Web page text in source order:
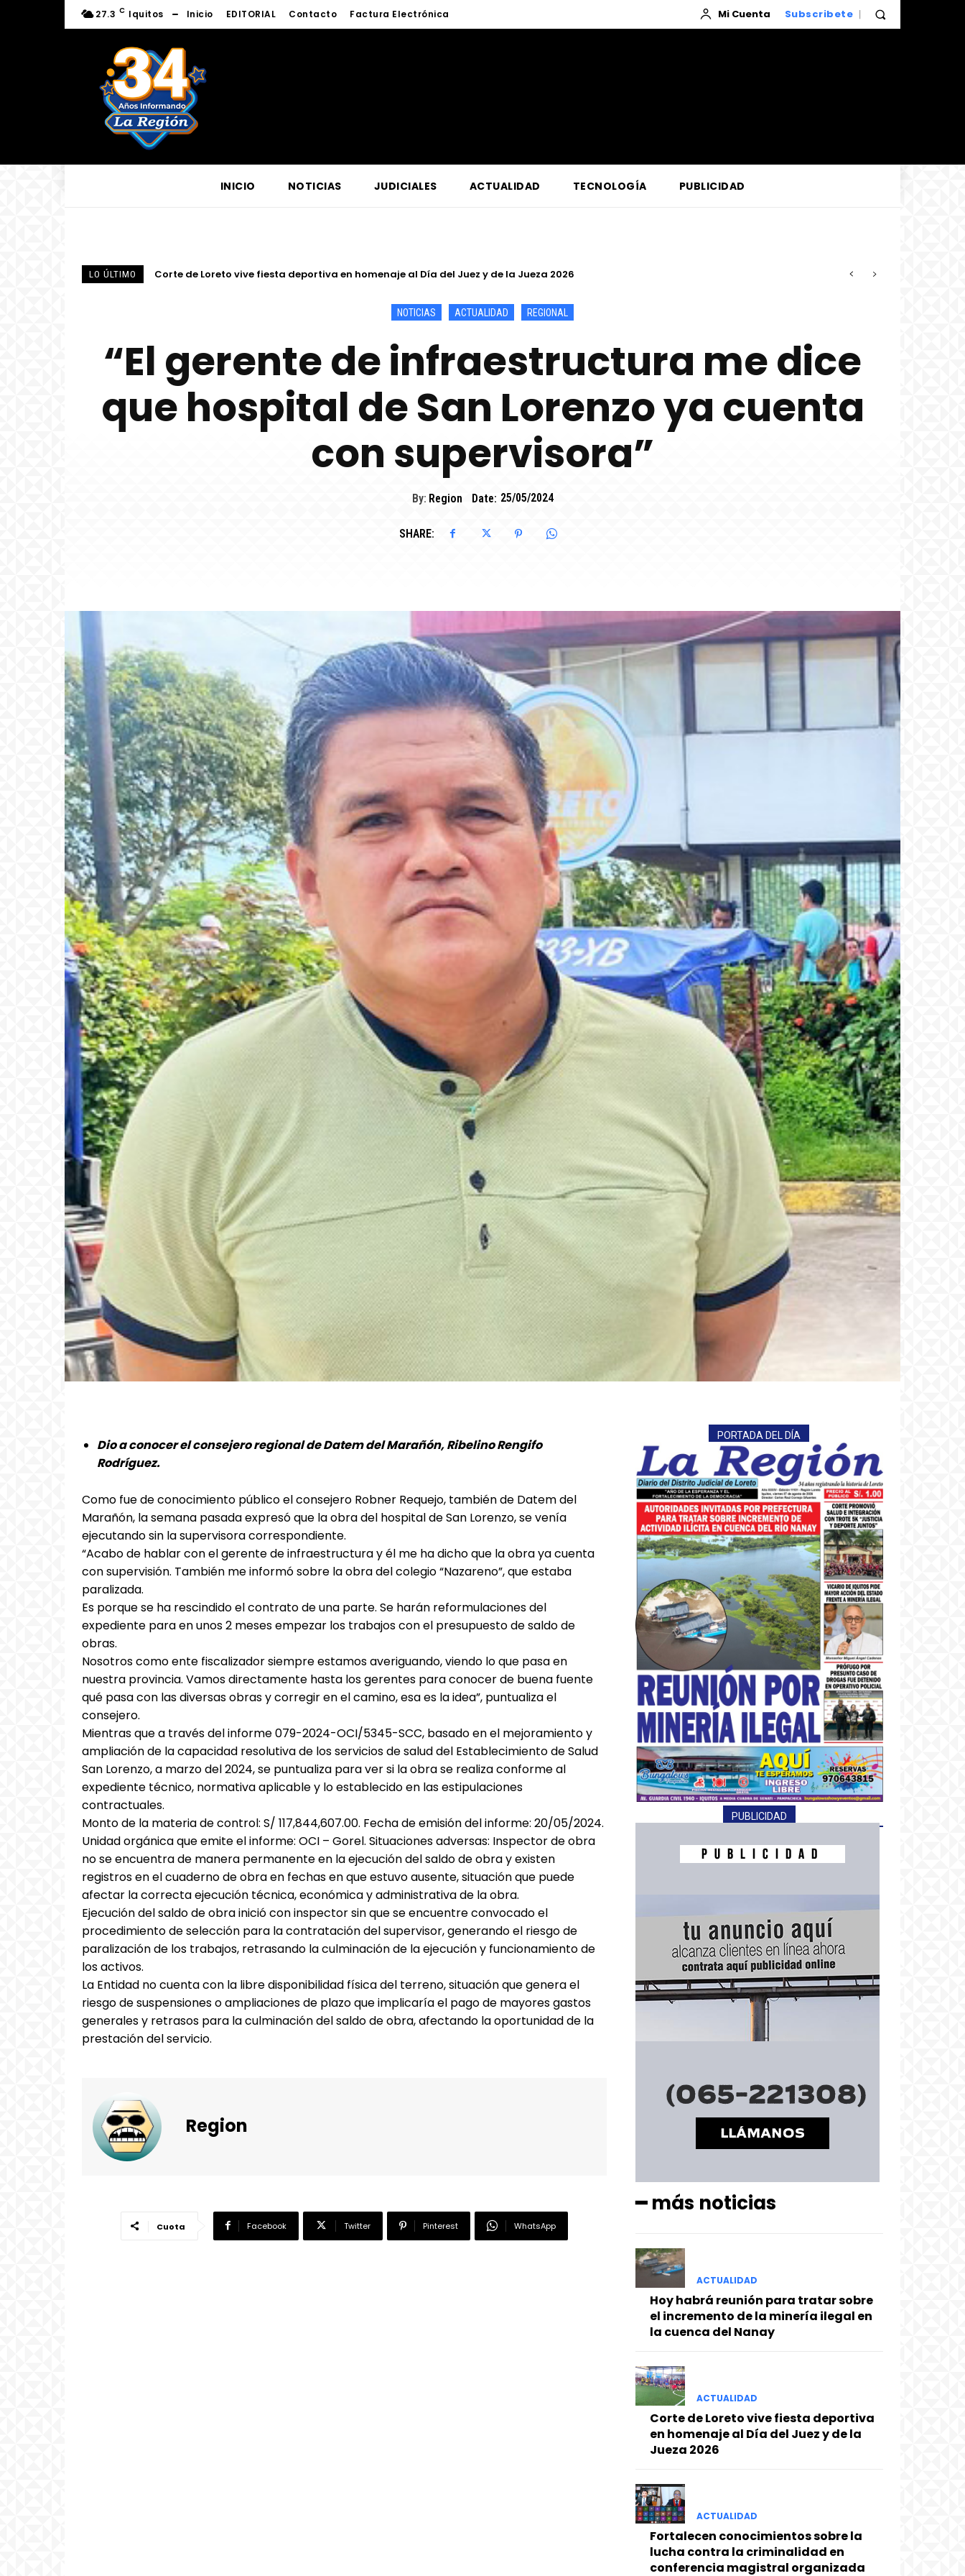
━ Planes
27.3 C Iquitos Inicio EDITORIAL Contacto Factura Electrónica Mi Cuenta Subscribete
INICIO NOTICIAS JUDICIALES ACTUALIDAD TECNOLOGÍA PUBLICIDAD
LO ÚLTIMO Corte de Loreto vive fiesta deportiva en homenaje al Día del Juez y de la Jueza 2026
Fortalecen conocimientos sobre la lucha contra la criminalidad en conferencia magistral organizada por la Corte de Loreto
NOTICIAS ACTUALIDAD REGIONAL
“El gerente de infraestructura me dice
que hospital de San Lorenzo ya cuenta
con supervisora”
By: Region Date: 25/05/2024
SHARE:
Dio a conocer el consejero regional de Datem del Marañón, Ribelino Rengifo
Rodríguez.
Como fue de conocimiento público el consejero Robner Requejo, también de Datem del
Marañón, la semana pasada expresó que la obra del hospital de San Lorenzo, se venía
ejecutando sin la supervisora correspondiente.
“Acabo de hablar con el gerente de infraestructura y él me ha dicho que la obra ya cuenta
con supervisión. También me informó sobre la obra del colegio “Nazareno”, que estaba
paralizada.
Es porque se ha rescindido el contrato de una parte. Se harán reformulaciones del
expediente para en unos 2 meses empezar los trabajos con el presupuesto de saldo de
obras.
Nosotros como ente fiscalizador siempre estamos averiguando, viendo lo que pasa en
nuestra provincia. Vamos directamente hasta los gerentes para conocer de buena fuente
qué pasa con las diversas obras y corregir en el camino, esa es la idea”, puntualiza el
consejero.
Mientras que a través del informe 079-2024-OCI/5345-SCC, basado en el mejoramiento y
ampliación de la capacidad resolutiva de los servicios de salud del Establecimiento de Salud
San Lorenzo, a marzo del 2024, se puntualiza para ver si la obra se realiza conforme al
expediente técnico, normativa aplicable y lo establecido en las estipulaciones
contractuales.
Monto de la materia de control: S/ 117,844,607.00. Fecha de emisión del informe: 20/05/2024.
Unidad orgánica que emite el informe: OCI – Gorel. Situaciones adversas: Inspector de obra
no se encuentra de manera permanente en la ejecución del saldo de obra y existen
registros en el cuaderno de obra en fechas en que estuvo ausente, situación que puede
afectar la correcta ejecución técnica, económica y administrativa de la obra.
Ejecución del saldo de obra inició con inspector sin que se encuentre convocado el
procedimiento de selección para la contratación del supervisor, generando el riesgo de
paralización de los trabajos, retrasando la culminación de la ejecución y funcionamiento de
los activos.
La Entidad no cuenta con la libre disponibilidad física del terreno, situación que genera el
riesgo de suspensiones o ampliaciones de plazo que implicaría el pago de mayores gastos
generales y retrasos para la culminación del saldo de obra, afectando la oportunidad de la
prestación del servicio.
Region
Cuota Facebook Twitter Pinterest WhatsApp
PORTADA DEL DÍA
PUBLICIDAD
━ más noticias
ACTUALIDAD
Hoy habrá reunión para tratar sobre
el incremento de la minería ilegal en
la cuenca del Nanay
ACTUALIDAD
Corte de Loreto vive fiesta deportiva
en homenaje al Día del Juez y de la
Jueza 2026
ACTUALIDAD
Fortalecen conocimientos sobre la
lucha contra la criminalidad en
conferencia magistral organizada